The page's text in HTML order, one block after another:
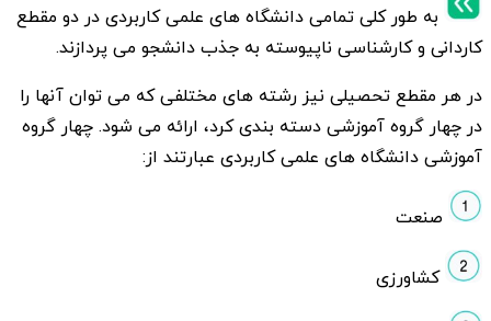
به طور کلی تمامی دانشگاه های علمی کاربردی در دو مقطع
کاردانی و کارشناسی ناپیوسته به جذب دانشجو می پردازند.
در هر مقطع تحصیلی نیز رشته های مختلفی که می توان آنها را
در چهار گروه آموزشی دسته بندی کرد، ارائه می شود. چهار گروه
آموزشی دانشگاه های علمی کاربردی عبارتند از:
صنعت
کشاورزی